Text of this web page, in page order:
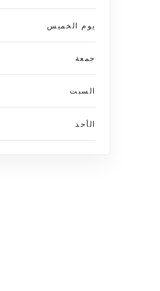
يوم الخميس
جمعة
السبت
الأحد